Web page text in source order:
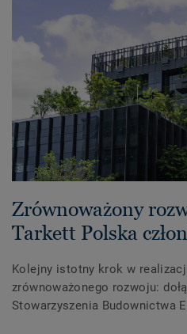
Zrównoważony
Tarkett Polska
Kolejny istotny krok w
zrównoważonego rozwoju:
Stowarzyszenia Budownictwa